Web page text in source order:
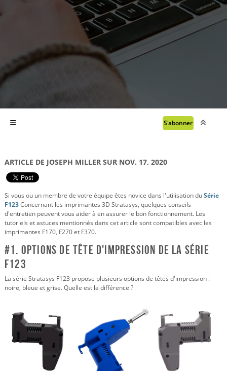
S'abonner
ARTICLE DE JOSEPH MILLER SUR NOV. 17, 2020
Si vous ou un membre de votre équipe êtes novice dans l'utilisation duSérie
F123Concernant les imprimantes 3D Stratasys, quelques conseils
d'entretien peuvent vous aider à en assurer le bon fonctionnement. Les
tutoriels et astuces mentionnés dans cet article sont compatibles avec les
imprimantes F170, F270 et F370.
#1. Options de tête d'impression de la série
F123
La série Stratasys F123 propose plusieurs options de têtes d'impression :
noire, bleue et grise. Quelle est la différence ?